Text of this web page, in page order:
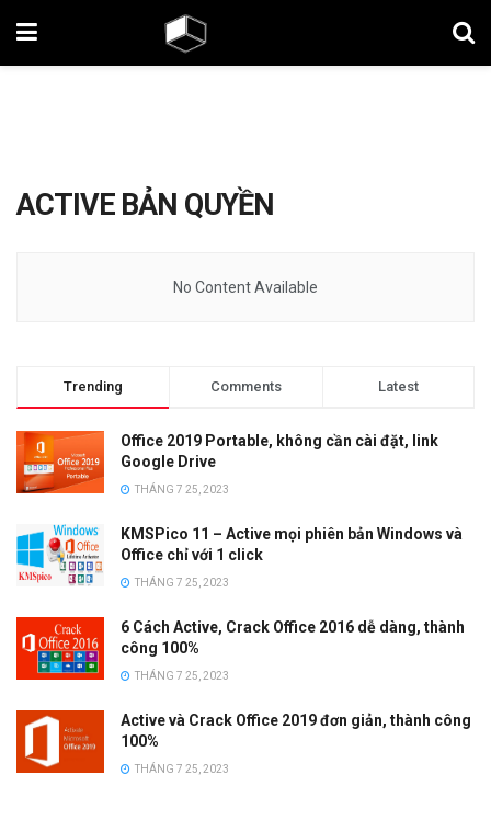
ACTIVE BẢN QUYỀN
No Content Available
Trending Comments Latest
Office 2019 Portable, không cần cài đặt, link
Google Drive
THÁNG 7 25, 2023
KMSPico 11 – Active mọi phiên bản Windows và
Office chỉ với 1 click
THÁNG 7 25, 2023
6 Cách Active, Crack Office 2016 dễ dàng, thành
công 100%
THÁNG 7 25, 2023
Active và Crack Office 2019 đơn giản, thành công
100%
THÁNG 7 25, 2023